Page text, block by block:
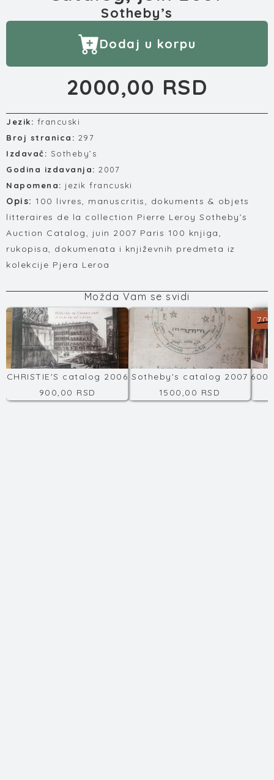
Sotheby’s
Dodaj u korpu
2000,00 RSD
Jezik: francuski
Broj stranica: 297
Izdavač: Sotheby’s
Godina izdavanja: 2007
Napomena: jezik francuski
Opis: 100 livres, manuscritis, dokuments & objets
litteraires de la collection Pierre Leroy Sotheby’s
Auction Catalog, juin 2007 Paris 100 knjiga,
rukopisa, dokumenata i književnih predmeta iz
kolekcije Pjera Leroa
Možda Vam se svidi
CHRISTIE'S catalog 2006
900,00 RSD
Sotheby's catalog 2007
1500,00 RSD